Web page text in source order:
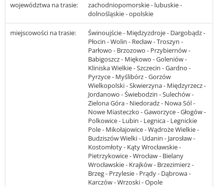
województwa na trasie:
zachodniopomorskie - lubuskie -
dolnośląskie - opolskie
miejscowości na trasie:
Świnoujście - Międzyzdroje - Dargobądz -
Płocin - Wolin - Recław - Troszyn -
Parłowo - Brzozowo - Przybiernów -
Babigoszcz - Miękowo - Goleniów -
Kliniska Wielkie - Szczecin - Gardno -
Pyrzyce - Myślibórz - Gorzów
Wielkopolski - Skwierzyna - Międzyrzecz -
Jordanowo - Świebodzin - Sulechów -
Zielona Góra - Niedoradz - Nowa Sól -
Nowe Miasteczko - Gaworzyce - Głogów -
Polkowice - Lubin - Legnica - Legnickie
Pole - Mikołajowice - Wądroże Wielkie -
Budziszów Wielki - Udanin - Jarosław -
Kostomłoty - Kąty Wrocławskie -
Pietrzykowice - Wrocław - Bielany
Wrocławskie - Krajków - Brzezimierz -
Brzeg - Przylesie - Prądy - Dąbrowa -
Karczów - Wrzoski - Opole